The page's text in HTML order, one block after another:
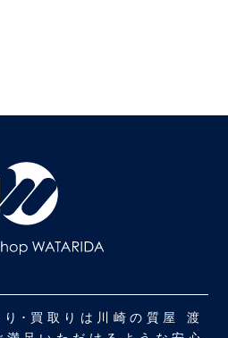
･買取りは川崎の質屋 渡